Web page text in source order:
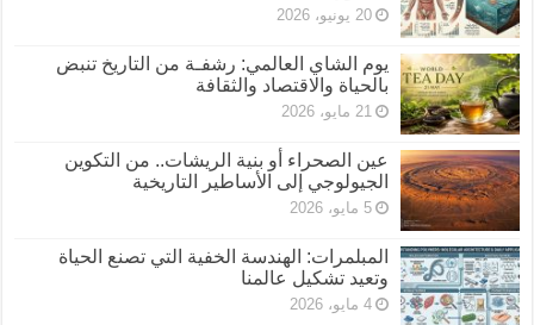
20 يونيو، 2026
يوم الشاي العالمي: رشفـة من التاريخ تنبض
بالحياة والاقتصاد والثقافة
21 مايو، 2026
عين الصحراء أو بنية الريشات.. من التكوين
الجيولوجي إلى الأساطير التاريخية
5 مايو، 2026
المبلمرات: الهندسة الخفية التي تصنع الحياة
وتعيد تشكيل عالمنا
4 مايو، 2026